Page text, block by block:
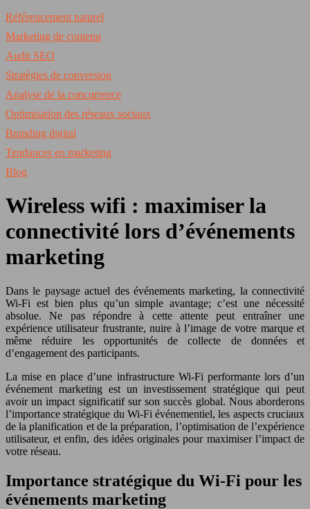
Référencement naturel
Marketing de contenu
Audit SEO
Stratégies de conversion
Analyse de la concurrence
Optimisation des réseaux sociaux
Branding digital
Tendances en marketing
Blog
Wireless wifi : maximiser la
connectivité lors d’événements
marketing
Dans le paysage actuel des événements marketing, la connectivité
Wi-Fi est bien plus qu’un simple avantage; c’est une nécessité
absolue. Ne pas répondre à cette attente peut entraîner une
expérience utilisateur frustrante, nuire à l’image de votre marque et
même réduire les opportunités de collecte de données et
d’engagement des participants.
La mise en place d’une infrastructure Wi-Fi performante lors d’un
événement marketing est un investissement stratégique qui peut
avoir un impact significatif sur son succès global. Nous aborderons
l’importance stratégique du Wi-Fi événementiel, les aspects cruciaux
de la planification et de la préparation, l’optimisation de l’expérience
utilisateur, et enfin, des idées originales pour maximiser l’impact de
votre réseau.
Importance stratégique du Wi-Fi pour les
événements marketing